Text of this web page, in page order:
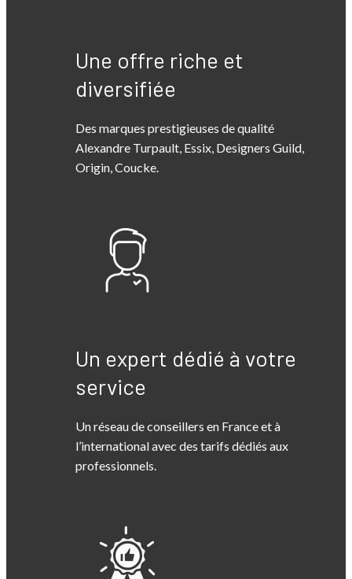
Une offre riche et
diversifiée
Des marques prestigieuses de qualité
Alexandre Turpault, Essix, Designers Guild,
Origin, Coucke.
Un expert dédié à votre
service
Un réseau de conseillers en France et à
l’international avec des tarifs dédiés aux
professionnels.